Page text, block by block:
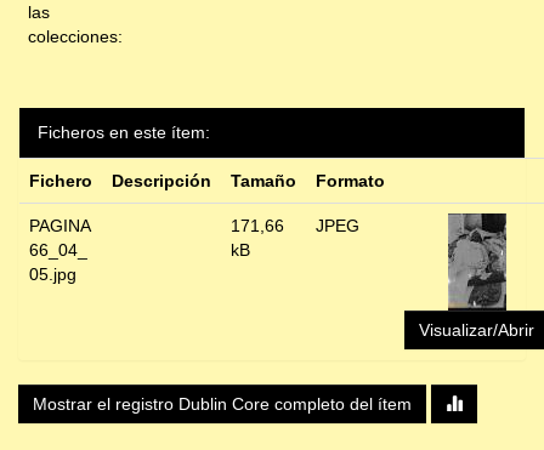
las
colecciones:
Ficheros en este ítem:
Fichero Descripción Tamaño Formato
PAGINA
66_04_
05.jpg
171,66
kB
JPEG
Visualizar/Abrir
Mostrar el registro Dublin Core completo del ítem